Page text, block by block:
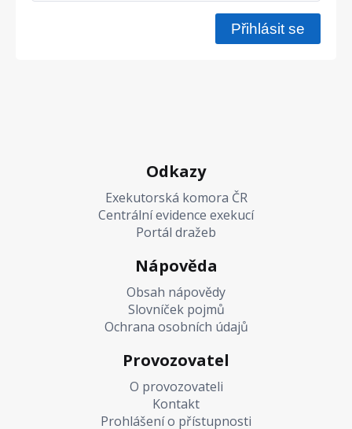
Odkazy
Exekutorská komora ČR
Centrální evidence exekucí
Portál dražeb
Nápověda
Obsah nápovědy
Slovníček pojmů
Ochrana osobních údajů
Provozovatel
O provozovateli
Kontakt
Prohlášení o přístupnosti